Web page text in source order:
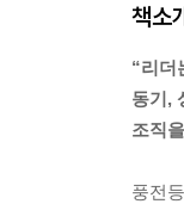
책소
“리더
동기,
조직
풍전